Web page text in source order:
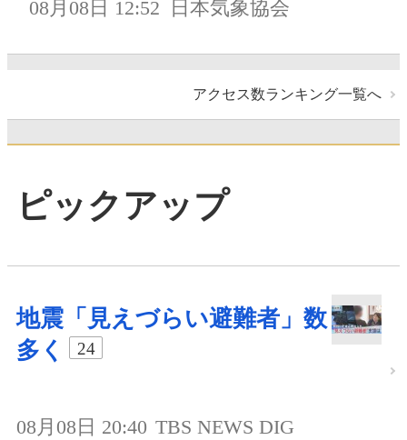
08月08日 12:52 日本気象協会
アクセス数ランキング一覧へ
ピックアップ
地震「見えづらい避難者」数
多く
24
08月08日 20:40 TBS NEWS DIG